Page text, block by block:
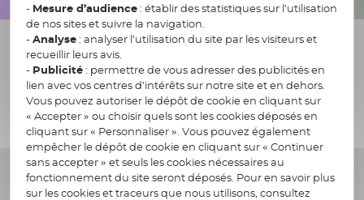
Performance & Évolution Professionnelle
Accompagner quotidiennement nos
collaborateurs dans la gestion de leur carrière,
en favorisant leur montée en compétences par
la formation continue et en pilotant leur
mobilité interne au sein du Groupe.
Dialogue, Santé & Bien-être au Travail
Faire du bien-être un levier de performance
- Mesure d’audience: établir des statistiques sur l’utilisation
de nos sites et suivre la navigation.
-Analyse: analyser l’utilisation du site par les visiteurs et
recueillir leurs avis.
- Publicité: permettre de vous adresser des publicités en
lien avec vos centres d’intérêts sur notre site et en dehors.
Vous pouvez autoriser le dépôt de cookie en cliquant sur
« Accepter » ou choisir quels sont les cookies déposés en
cliquant sur « Personnaliser ». Vous pouvez également
empêcher le dépôt de cookie en cliquant sur « Continuer
sans accepter » et seuls les cookies nécessaires au
fonctionnement du site seront déposés. Pour en savoir plus
sur les cookies et traceurs que nous utilisons, consultez